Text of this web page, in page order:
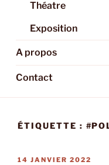
Théatre
Exposition
A propos
Contact
ÉTIQUETTE :
PUBLIÉ
14 JANVIER 2022